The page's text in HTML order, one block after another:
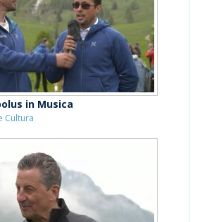
in Musica
Cultura